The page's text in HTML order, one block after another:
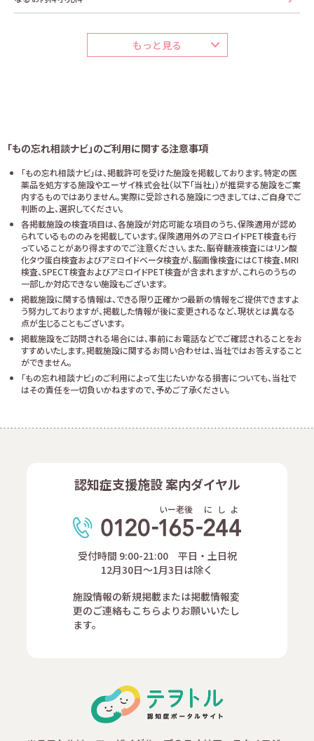
もっと見る
「もの忘れ相談ナビ」のご利用に関する注意事項
「もの忘れ相談ナビ」は、掲載許可を受けた施設を掲載しております。特定の医
薬品を処方する施設やエーザイ株式会社（以下「当社」）が推奨する施設をご案
内するものではありません。実際に受診される施設につきましては、ご自身でご
判断の上、選択してください。
各掲載施設の検査項目は、各施設が対応可能な項目のうち、保険適用が認め
られているもののみを掲載しています。保険適用外のアミロイドPET検査も行
っていることがあり得ますのでご注意ください。また、脳脊髄液検査にはリン酸
化タウ蛋白検査およびアミロイドベータ検査が、脳画像検査にはCT検査、MRI
検査、SPECT検査およびアミロイドPET検査が含まれますが、これらのうちの
一部しか対応できない施設もございます。
掲載施設に関する情報は、できる限り正確かつ最新の情報をご提供できますよ
う努力しておりますが、掲載した情報が後に変更されるなど、現状とは異なる
点が生じることもございます。
掲載施設をご訪問される場合には、事前にお電話などでご確認されることをお
すすめいたします。掲載施設に関するお問い合わせは、当社ではお答えすること
ができません。
「もの忘れ相談ナビ」のご利用によって生じたいかなる損害についても、当社で
はその責任を一切負いかねますので、予めご了承ください。
認知症支援施設 案内ダイヤル
いー老後 に し よ
受付時間 9:00-21:00 平日・土日祝
12月30日～1月3日は除く
施設情報の新規掲載または掲載情報変
更のご連絡もこちらよりお願いいたし
ます。